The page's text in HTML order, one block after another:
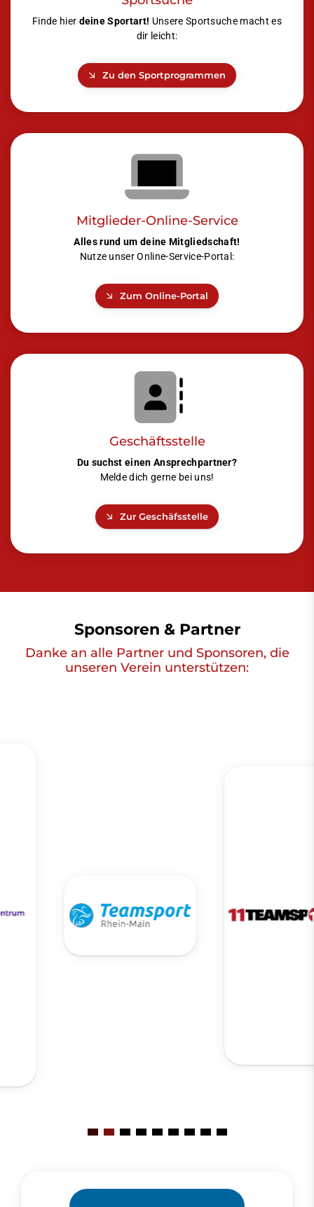
Finde hier deine Sportart! Unsere Sportsuche macht es
dir leicht:
Zu den Sportprogrammen
Mitglieder-Online-Service
Alles rund um deine Mitgliedschaft!
Nutze unser Online-Service-Portal:
Zum Online-Portal
Geschäftsstelle
Du suchst einen Ansprechpartner?
Melde dich gerne bei uns!
Zur Geschäfsstelle
Sponsoren & Partner
Danke an alle Partner und Sponsoren, die
unseren Verein unterstützen: